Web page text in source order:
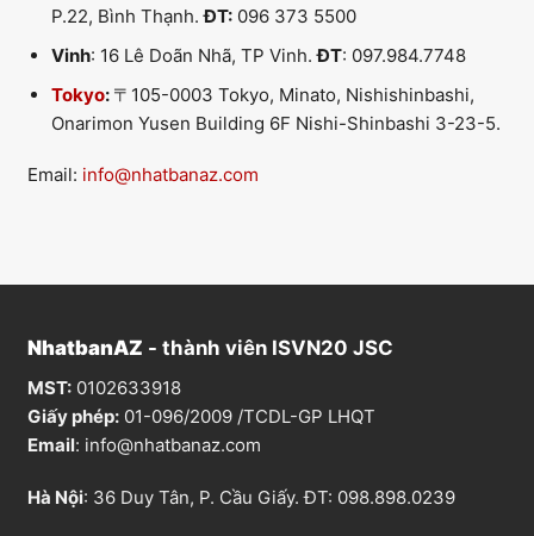
P.22, Bình Thạnh.ĐT:096 373 5500
Vinh: 16 Lê Doãn Nhã, TP Vinh.ĐT: 097.984.7748
Tokyo: 〒105-0003 Tokyo, Minato, Nishishinbashi,
Onarimon Yusen Building 6F Nishi-Shinbashi 3-23-5.
Email: info@nhatbanaz.com
NhatbanAZ - thành viên ISVN20 JSC
MST: 0102633918
Giấy phép: 01-096/2009 /TCDL-GP LHQT
Email: info@nhatbanaz.com
Hà Nội: 36 Duy Tân, P. Cầu Giấy. ĐT: 098.898.0239